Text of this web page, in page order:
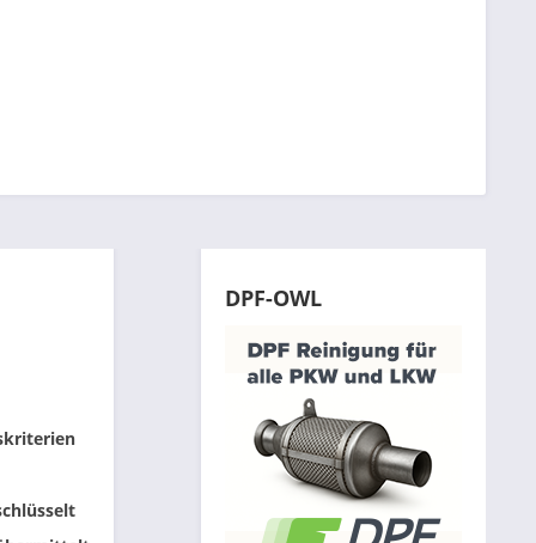
DPF-OWL